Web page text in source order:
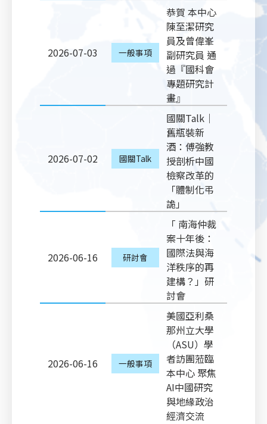
2026-07-03 一般事項
恭賀 本中心
陳至潔研究
員及曾偉峯
副研究員 通
過『國科會
專題研究計
畫』
2026-07-02 國關Talk
國關Talk｜
舊瓶裝新
酒：傅強教
授剖析中國
檢察改革的
「體制化弔
詭」
2026-06-16 研討會
「 南海仲裁
案十年後：
國際法與海
洋秩序的再
建構？」研
討會
2026-06-16 一般事項
美國亞利桑
那州立大學
（ASU）學
者訪團蒞臨
本中心 聚焦
AI中國研究
與地緣政治
經濟交流